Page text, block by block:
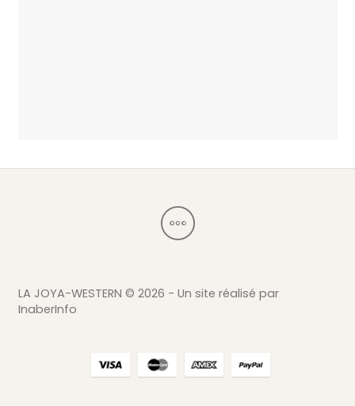
LA JOYA-WESTERN © 2026 - Un site réalisé par
InaberInfo